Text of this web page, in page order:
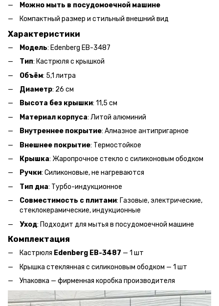
Можно мыть в посудомоечной машине
Компактный размер и стильный внешний вид
Характеристики
Модель: Edenberg EB-3487
Тип: Кастрюля с крышкой
Объём: 5,1 литра
Диаметр: 26 см
Высота без крышки: 11,5 см
Материал корпуса: Литой алюминий
Внутреннее покрытие: Алмазное антипригарное
Внешнее покрытие: Термостойкое
Крышка: Жаропрочное стекло с силиконовым ободком
Ручки: Силиконовые, не нагреваются
Тип дна: Турбо-индукционное
Совместимость с плитами: Газовые, электрические,
стеклокерамические, индукционные
Уход: Подходит для мытья в посудомоечной машине
Комплектация
Кастрюля Edenberg EB-3487 — 1 шт
Крышка стеклянная с силиконовым ободком — 1 шт
Упаковка — фирменная коробка производителя